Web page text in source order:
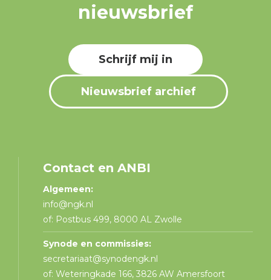
nieuwsbrief
Schrijf mij in
Nieuwsbrief archief
Contact en ANBI
Algemeen:
info@ngk.nl
of: Postbus 499, 8000 AL Zwolle
Synode en commissies:
secretariaat@synodengk.nl
of: Weteringkade 166, 3826 AW Amersfoort